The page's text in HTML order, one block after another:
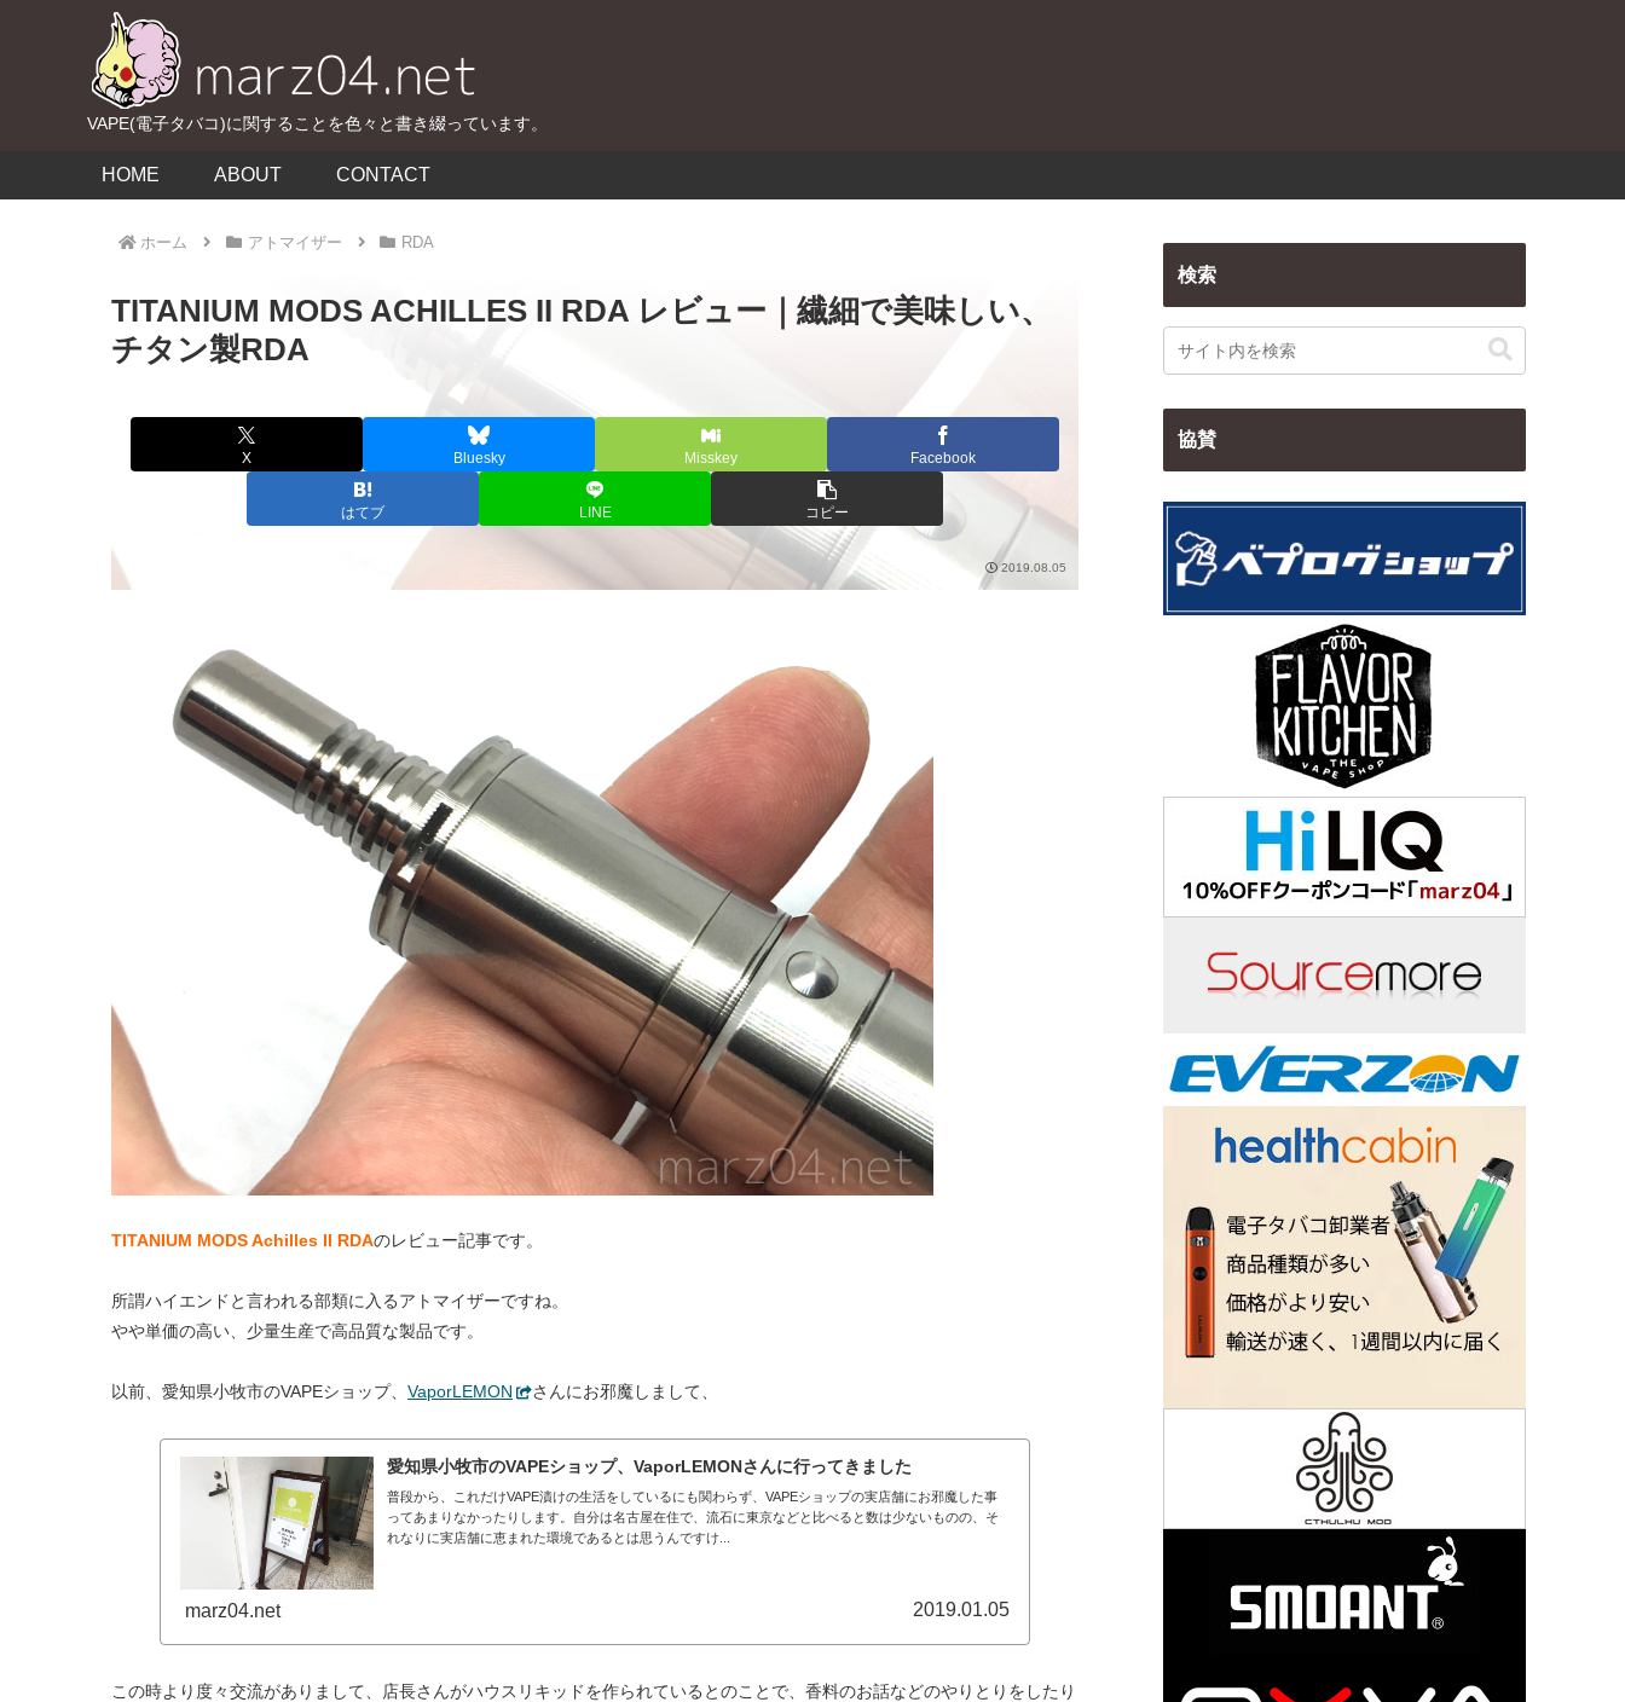
VAPE(電子タバコ)に関することを色々と書き綴っています。
HOME ABOUT CONTACT
ホーム アトマイザー RDA
TITANIUM MODS ACHILLES II RDA レビュー｜繊細で美味しい、
チタン製RDA
X Bluesky Misskey Facebook
はてブ LINE コピー
2019.08.05
TITANIUM MODS Achilles II RDAのレビュー記事です。
所謂ハイエンドと言われる部類に入るアトマイザーですね。
やや単価の高い、少量生産で高品質な製品です。
以前、愛知県小牧市のVAPEショップ、 VaporLEMON さんにお邪魔しまして、
愛知県小牧市のVAPEショップ、VaporLEMONさんに行ってきました
普段から、これだけVAPE漬けの生活をしているにも関わらず、VAPEショップの実店舗にお邪魔した事
ってあまりなかったりします。自分は名古屋在住で、流石に東京などと比べると数は少ないものの、そ
れなりに実店舗に恵まれた環境であるとは思うんですけ...
marz04.net 2019.01.05
この時より度々交流がありまして、店長さんがハウスリキッドを作られているとのことで、香料のお話などのやりとりをしたり
検索
協賛